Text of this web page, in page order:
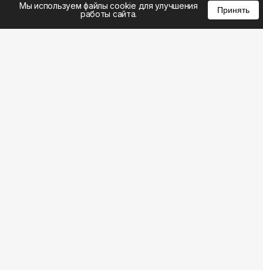
Мы используем файлы cookie для улучшения
работы сайта.
Принять